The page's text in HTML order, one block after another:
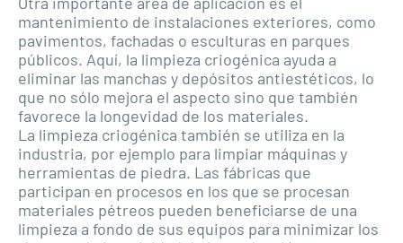
mantenimiento de instalaciones exteriores, como
pavimentos, fachadas o esculturas en parques
públicos. Aquí, la limpieza criogénica ayuda a
eliminar las manchas y depósitos antiestéticos, lo
que no sólo mejora el aspecto sino que también
favorece la longevidad de los materiales.
La limpieza criogénica también se utiliza en la
industria, por ejemplo para limpiar máquinas y
herramientas de piedra. Las fábricas que
participan en procesos en los que se procesan
materiales pétreos pueden beneficiarse de una
limpieza a fondo de sus equipos para minimizar los